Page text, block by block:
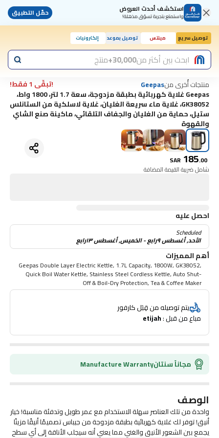
استكشف أحدث العروض
واستمتع بتجربة تسوّق مذهلة! حمّل التطبيق
توصيل سريع مينتس توصيل بموعد إلكترونيات
ابحث بين أكثر من30,000+ منتج
منتجات أُخرى منGeepas
!تبقّى 1 فقط!
Geepas غلاية كهربائية بطبقة مزدوجة، سعة 1.7 لتر، 1800 واط،
GK38052، غلاية ماء سريعة الغليان، غلاية لاسلكية من الستانلس
ستيل، حماية من الغليان والجفاف التلقائي، ماكينة صنع الشاي
والقهوة
SAR 185.00
شامل ضريبة القيمة المضافة
احصل عليه
Scheduled
الأحد, أغسطس ٩رابع - الخميس, أغسطس ١٣رابع
أهم المميزات
Geepas Double Layer Electric Kettle, 1.7L Capacity, 1800W, GK38052,
Quick Boil Water Kettle, Stainless Steel Cordless Kettle, Auto Shut-
Off & Boil-Dry Protection, Tea & Coffee Maker
يتم توصيله من قِبَل كارفور
مباع من قبل : etijah
مجاناً سنتانManufacture Warranty
الوصف
واحدة من تلك العناصر سهلة الاستخدام مع عمر طويل وتدفئة مناسبة! خيار
أنيق! توفر لك غلاية كهربائية بطبقة مزدوجة من جيباس تصميمًا أنيقًا مزينًا
يجمع بين الشعور الأنيق والغني مما يعني أنه سيجلب الأناقة إلى أي سطح